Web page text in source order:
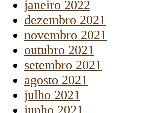
janeiro 2022
dezembro 2021
novembro 2021
outubro 2021
setembro 2021
agosto 2021
julho 2021